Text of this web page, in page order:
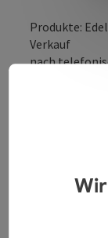
Produkte:
Verkauf
nach